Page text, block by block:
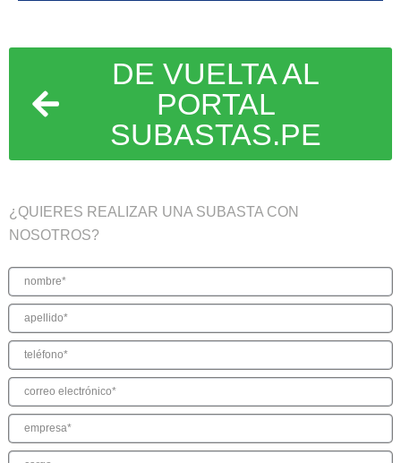
DE VUELTA AL
PORTAL
SUBASTAS.PE
¿QUIERES REALIZAR UNA SUBASTA CON
NOSOTROS?